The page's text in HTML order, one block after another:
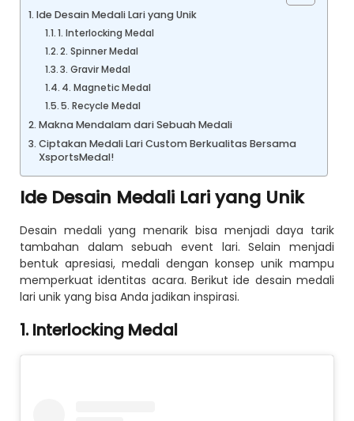
Ide Desain Medali Lari yang Unik
1. Interlocking Medal
2. Spinner Medal
3. Gravir Medal
4. Magnetic Medal
5. Recycle Medal
Makna Mendalam dari Sebuah Medali
Ciptakan Medali Lari Custom Berkualitas Bersama
XsportsMedal!
Ide Desain Medali Lari yang Unik
Desain medali yang menarik bisa menjadi daya tarik
tambahan dalam sebuah event lari. Selain menjadi
bentuk apresiasi, medali dengan konsep unik mampu
memperkuat identitas acara. Berikut ide desain medali
lari unik yang bisa Anda jadikan inspirasi.
1. Interlocking Medal